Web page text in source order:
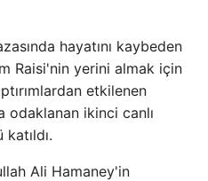
hayatını kaybeden
Raisi'nin yerini almak için
etkilenen
odaklanan ikinci canlı
Ali Hamaney'in